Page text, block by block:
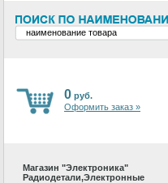
0 руб.
Оформить заказ »
Магазин "Электроника"
Радиодетали,Электронные